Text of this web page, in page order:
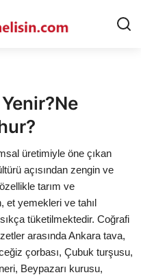
üretimiyle öne çıkan
açısından zengin ve
tarım ve
et yemekleri ve tahıl
tüketilmektedir. Coğrafi
arasında Ankara tava,
çorbası, Çubuk turşusu,
Beypazarı kurusu,